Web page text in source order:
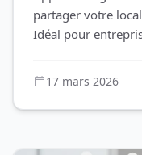
partager votre
Idéal pour
17 mars 2026